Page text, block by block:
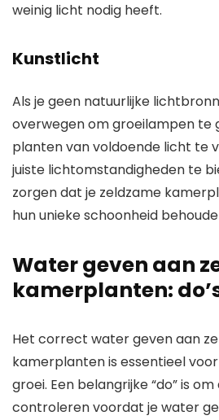
weinig licht nodig heeft.
Kunstlicht
Als je geen natuurlijke
overwegen om groeilampen te
planten van voldoende licht te
juiste lichtomstandigheden te
zorgen dat je zeldzame
hun unieke schoonheid
Water geven aan
kamerplanten:
Het correct water geven aan
kamerplanten is essentieel
groei. Een belangrijke “do” is
controleren voordat je water